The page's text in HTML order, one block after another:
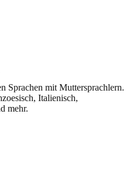
Sprachen mit Muttersprachlern.
Italienisch,
mehr.